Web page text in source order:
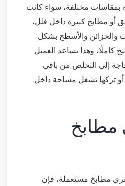
بمقاسات مختلفة، سواء كانت
مطابخ كبيرة داخل فلل،
والخزائن والأسطح بشكل
كاملًا، وهذا يساعد العميل
إلى التخلص من باقي
تركها تشغل مساحة داخل
مطابخ مستعملة، فإن